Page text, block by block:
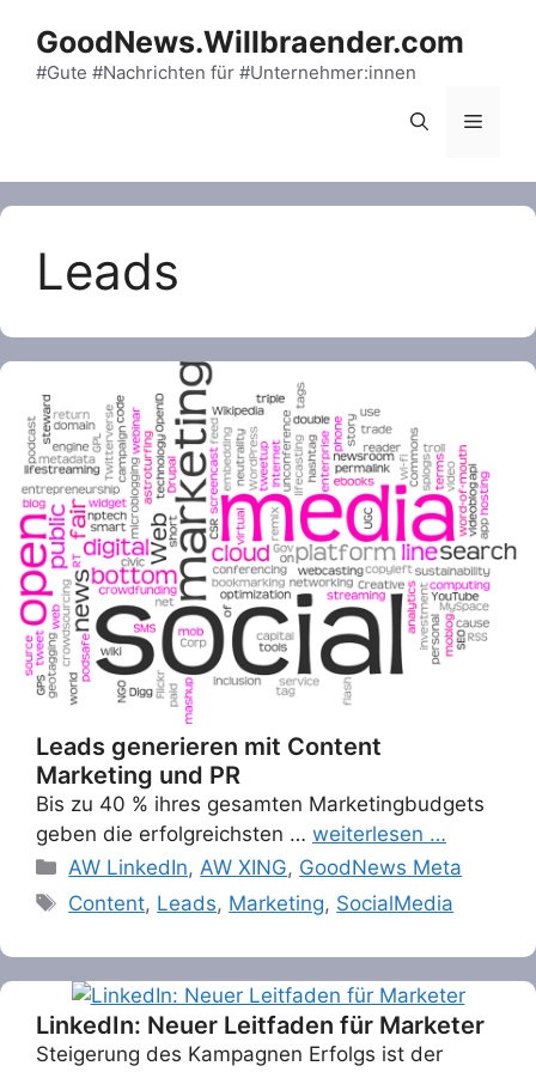
content
GoodNews.Willbraender.com
#Gute #Nachrichten für #Unternehmer:innen
Menu
Leads
Leads generieren mit Content
Marketing und PR
Bis zu 40 % ihres gesamten Marketingbudgets
geben die erfolgreichsten … weiterlesen …
Categories
AW LinkedIn,AW XING, GoodNews Meta
Tags
Content, Leads, Marketing, SocialMedia
LinkedIn: Neuer Leitfaden für Marketer
Steigerung des Kampagnen Erfolgs ist der